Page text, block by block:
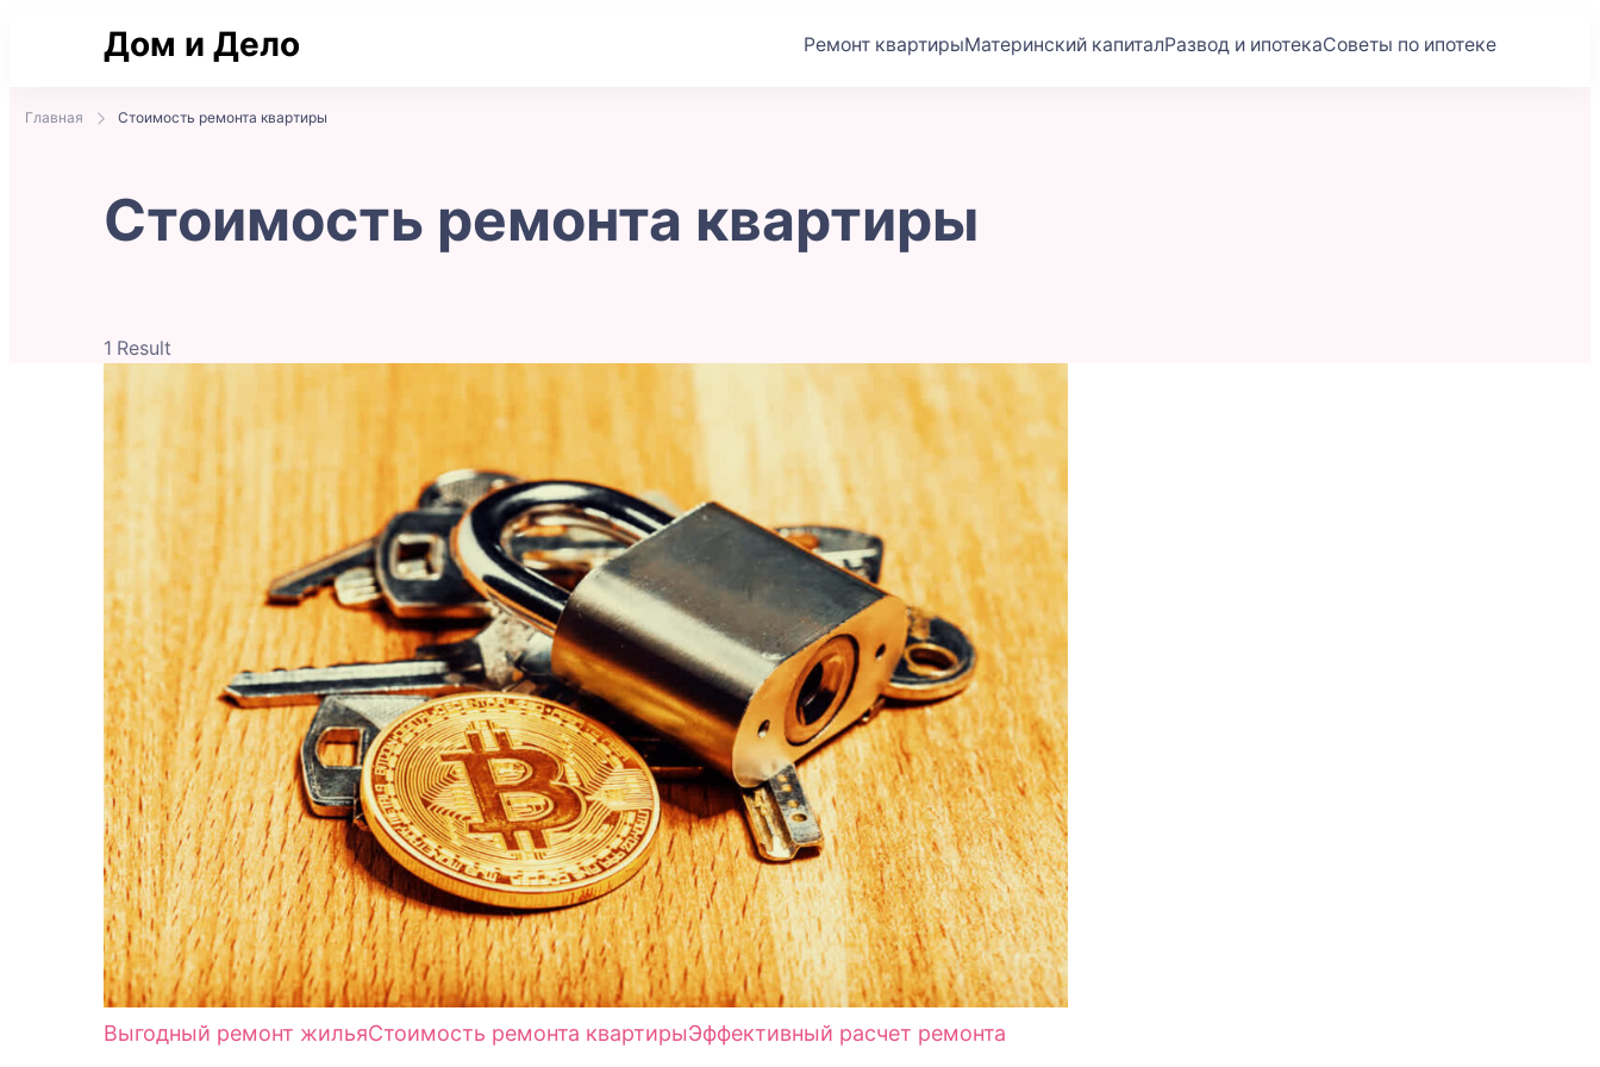
Дом и Дело Ремонт квартирыМатеринский капиталРазвод и ипотекаСоветы по ипотеке
Главная Стоимость ремонта квартиры
Стоимость ремонта квартиры
1 Result
Выгодный ремонт жильяСтоимость ремонта квартирыЭффективный расчет ремонта